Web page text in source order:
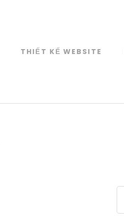
THIẾT KẾ WEBSITE